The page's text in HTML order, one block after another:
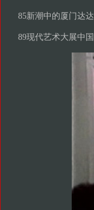
85新潮中的厦门达
89现代艺术大展中